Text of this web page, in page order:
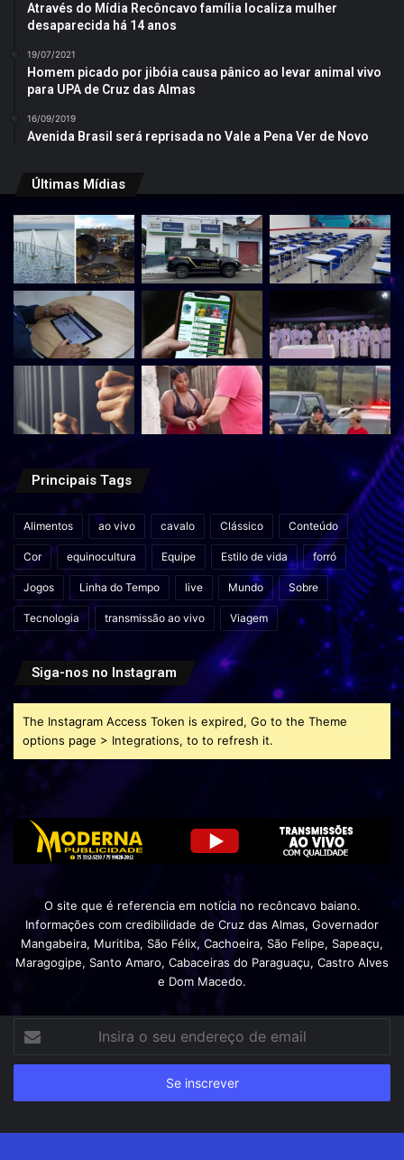
Através do Mídia Recôncavo família localiza mulher
desaparecida há 14 anos
19/07/2021
Homem picado por jibóia causa pânico ao levar animal vivo
para UPA de Cruz das Almas
16/09/2019
Avenida Brasil será reprisada no Vale a Pena Ver de Novo
Últimas Mídias
Principais Tags
Alimentos ao vivo cavalo Clássico Conteúdo
Cor equinocultura Equipe Estilo de vida forró
Jogos Linha do Tempo live Mundo Sobre
Tecnologia transmissão ao vivo Viagem
Siga-nos no Instagram
The Instagram Access Token is expired, Go to the Theme
options page > Integrations, to to refresh it.
O site que é referencia em notícia no recôncavo baiano.
Informações com credibilidade de Cruz das Almas, Governador
Mangabeira, Muritiba, São Félix, Cachoeira, São Felipe, Sapeaçu,
Maragogipe, Santo Amaro, Cabaceiras do Paraguaçu, Castro Alves
e Dom Macedo.
seu
de